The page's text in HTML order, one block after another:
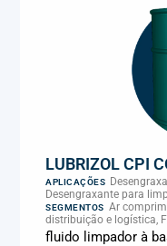
LUBRIZOL CPI
APLICAÇÕES
Desengraxante para
SEGMENTOS Ar
distribuição e logística,
manutenção industrial
fluido limpador à